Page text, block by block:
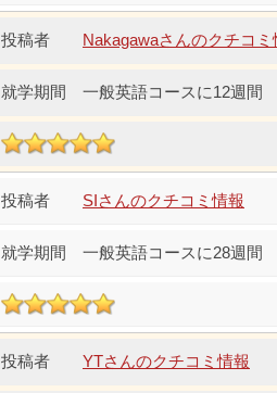
Nakagawaさんのクチコミ
一般英語コースに12週間
SIさんのクチコミ情報
一般英語コースに28週間
YTさんのクチコミ情報